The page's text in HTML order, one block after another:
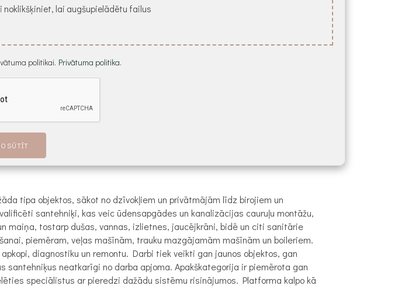
lai augšupielādētu failus
politikai. Privātuma politika.
tipa objektos, sākot no dzīvokļiem un privātmājām līdz birojiem un
santehniķi, kas veic ūdensapgādes un kanalizācijas cauruļu montāžu,
maiņa, tostarp dušas, vannas, izlietnes, jaucējkrāni, bidē un citi sanitārie
piemēram, veļas mašīnām, trauku mazgājamām mašīnām un boileriem.
diagnostiku un remontu. Darbi tiek veikti gan jaunos objektos, gan
neatkarīgi no darba apjoma. Apakškategorija ir piemērota gan
speciālistus ar pieredzi dažādu sistēmu risinājumos. Platforma kalpo kā